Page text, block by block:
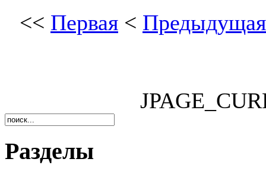
<< Первая < Предыдущая
Разделы